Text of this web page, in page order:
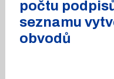
počtu
seznamu
obvodů